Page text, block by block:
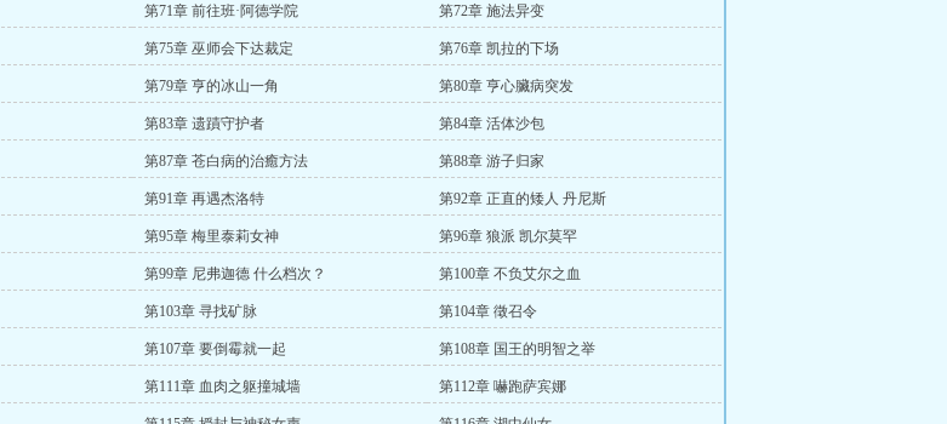
第71章 前往班·阿德学院 第72章 施法异变
第75章 巫师会下达裁定 第76章 凯拉的下场
第79章 亨的冰山一角 第80章 亨心臟病突发
第83章 遗蹟守护者 第84章 活体沙包
第87章 苍白病的治癒方法 第88章 游子归家
第91章 再遇杰洛特 第92章 正直的矮人 丹尼斯
第95章 梅里泰莉女神 第96章 狼派 凯尔莫罕
第99章 尼弗迦德 什么档次？ 第100章 不负艾尔之血
第103章 寻找矿脉 第104章 徵召令
第107章 要倒霉就一起 第108章 国王的明智之举
第111章 血肉之躯撞城墙 第112章 嚇跑萨宾娜